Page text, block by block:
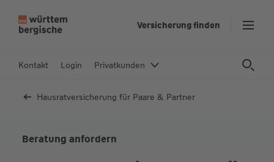
In
Versicherung finden
Kontakt Login Privatkunden
Hausratversicherung für Paare & Partner
Beratung anfordern